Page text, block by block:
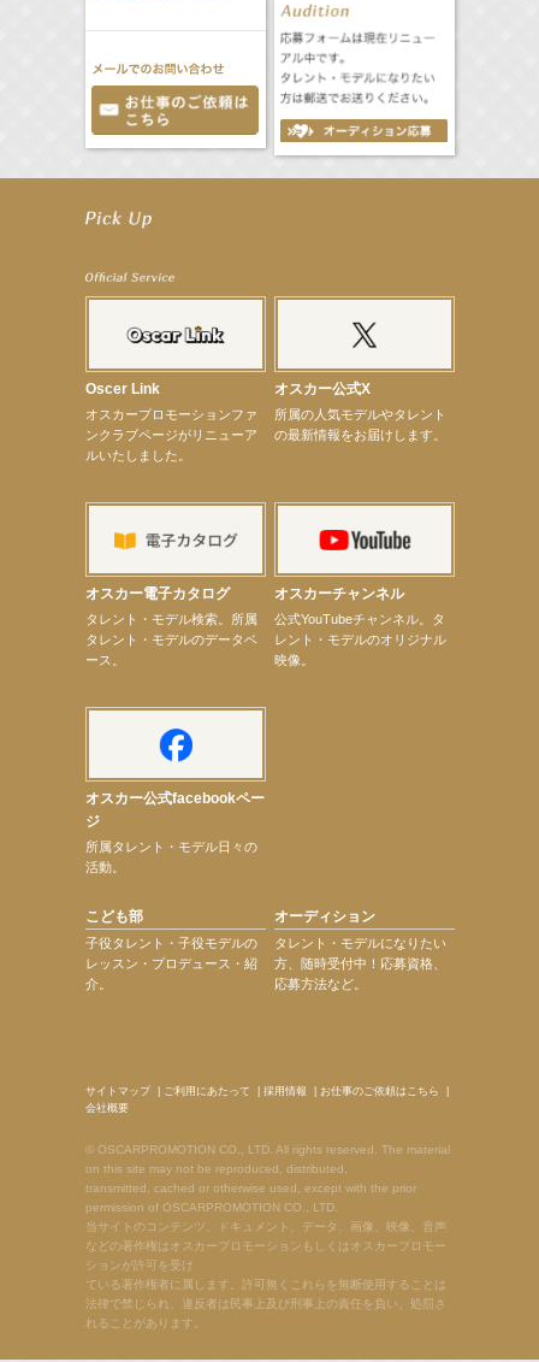
【武井咲】ENFÖLD 2026 PF/FW archetypeに登場！
【elfin’】8月16日（日）「全世界」発売記念イベント決定！
【elfin’】7thシングル『全世界』がFM TANABEでO.A.決定♪
【昆虫ハンター牧田習】宝塚市立手塚治虫記念館トークショー＆宝塚文化芸術センター昆虫展示イ
ショーゲスト出演！
【定本楓馬】WEB DIGVII 連載企画『東京23時』に登場！
【髙橋ひかる】7月雑誌掲載情報
【elfin’】7thシングル『全世界』がFMふくろうでパワープレイO.A.決定
【elfin’】【辻美優】8月28日（金）「辻美優(elfin’)グレイテスト・ショー」に出演決定！
【elfin’】9月27日（日）「Beauty Voice Theater Reboot Vol.3」開催決定！
【本田紗来】「Ray」9月号発売中！
【宇垣美里】「マンガ【推しの子】展‐星のキセキ‐」オープニングイベント
Oscer Link
オスカープロモーションファ
ンクラブページがリニューア
ルいたしました。
オスカー公式X
所属の人気モデルやタレント
の最新情報をお届けします。
オスカー電子カタログ
タレント・モデル検索。所属
タレント・モデルのデータベ
ース。
オスカーチャンネル
公式YouTubeチャンネル。タ
レント・モデルのオリジナル
映像。
オスカー公式facebookペー
ジ
所属タレント・モデル日々の
活動。
こども部
子役タレント・子役モデルの
レッスン・プロデュース・紹
介。
オーディション
タレント・モデルになりたい
方、随時受付中！応募資格、
応募方法など。
サイトマップ| ご利用にあたって 採用情報 お仕事のご依頼はこちら
会社概要
© OSCARPROMOTION CO., LTD. All rights reserved. The material
on this site may not be reproduced, distributed,
transmitted, cached or otherwise used, except with the prior
permission of OSCARPROMOTION CO., LTD.
当サイトのコンテンツ、ドキュメント、データ、画像、映像、音声
などの著作権はオスカープロモーションもしくはオスカープロモー
ションが許可を受け
ている著作権者に属します。許可無くこれらを無断使用することは
法律で禁じられ、違反者は民事上及び刑事上の責任を負い、処罰さ
れることがあります。